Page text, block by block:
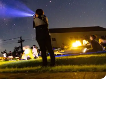
RECOMMENDATION
おすすめ情報
EVENTS
イベント情報
MEISTER TOUR
マイスターツアー
ACTIVITIES
アクティビティー
NORWAY VILLAGE